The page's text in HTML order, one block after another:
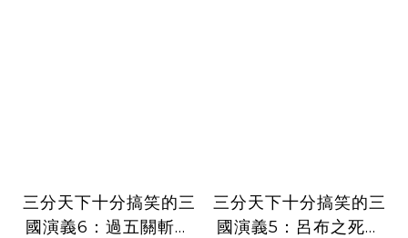
三分天下十分搞笑的三
國演義6：過五關斬六
三分天下十分搞笑的三
國演義5：呂布之死／